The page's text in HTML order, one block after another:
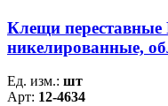
Клещи
никелированные,
Ед. изм.: шт
Арт: 12-4634